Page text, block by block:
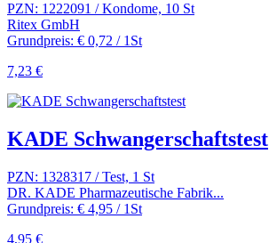
PZN: 1222091 / Kondome, 10 St
Ritex GmbH
Grundpreis: € 0,72 / 1St
7,23 €
KADE Schwangerschaftstest
PZN: 1328317 / Test, 1 St
DR. KADE Pharmazeutische Fabrik...
Grundpreis: € 4,95 / 1St
4,95 €